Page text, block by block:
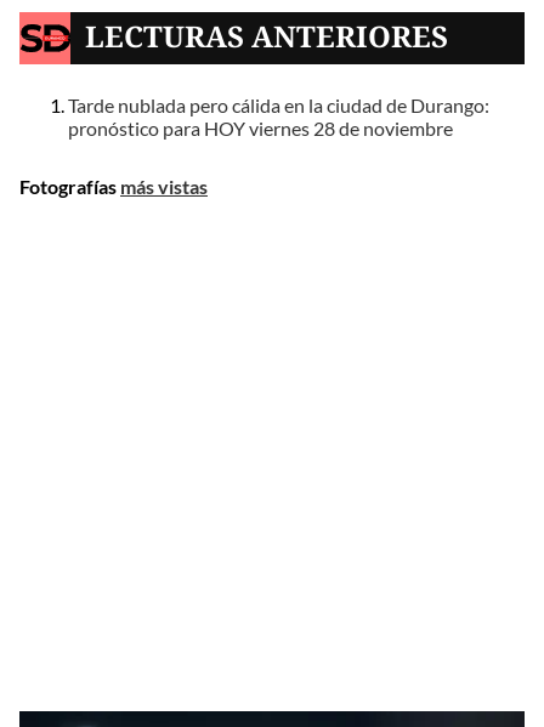
LECTURAS ANTERIORES
Tarde nublada pero cálida en la ciudad de Durango:
pronóstico para HOY viernes 28 de noviembre
Fotografías más vistas